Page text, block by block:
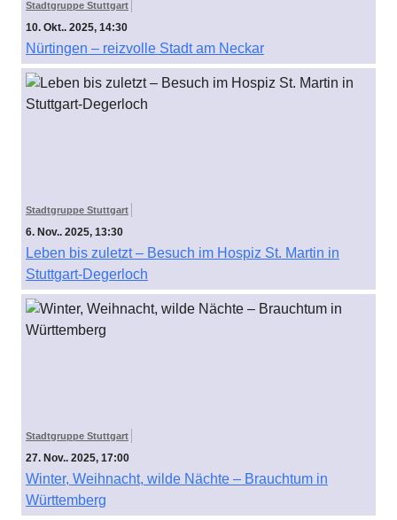
Stadtgruppe Stuttgart
10. Okt.. 2025, 14:30
Nürtingen – reizvolle Stadt am Neckar
Stadtgruppe Stuttgart
6. Nov.. 2025, 13:30
Leben bis zuletzt – Besuch im Hospiz St. Martin in
Stuttgart-Degerloch
Stadtgruppe Stuttgart
27. Nov.. 2025, 17:00
Winter, Weihnacht, wilde Nächte – Brauchtum in
Württemberg